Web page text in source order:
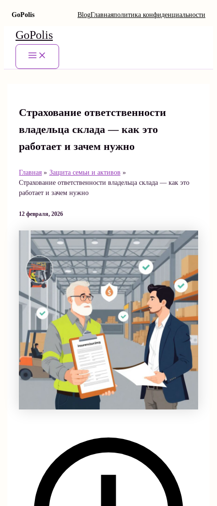
GoPolis BlogГлавнаяполитика конфиденциальности
Перейти
содержимому
GoPolis
Main
Страхование ответственности
владельца склада — как это
работает и зачем нужно
Главная
Защита семьи и активов
Страхование ответственности владельца склада — как это
работает и зачем нужно
12 февраля, 2026